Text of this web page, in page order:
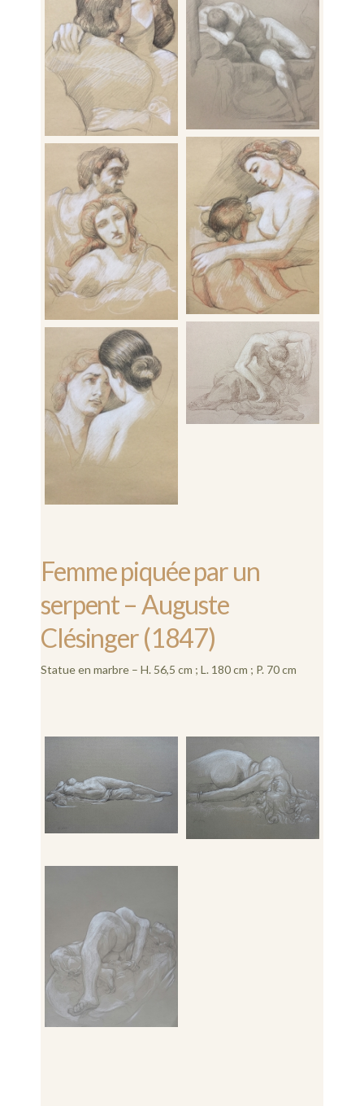
Femme piquée par un
serpent – Auguste
Clésinger (1847)
Statue en marbre – H. 56,5 cm ; L. 180 cm ; P. 70 cm